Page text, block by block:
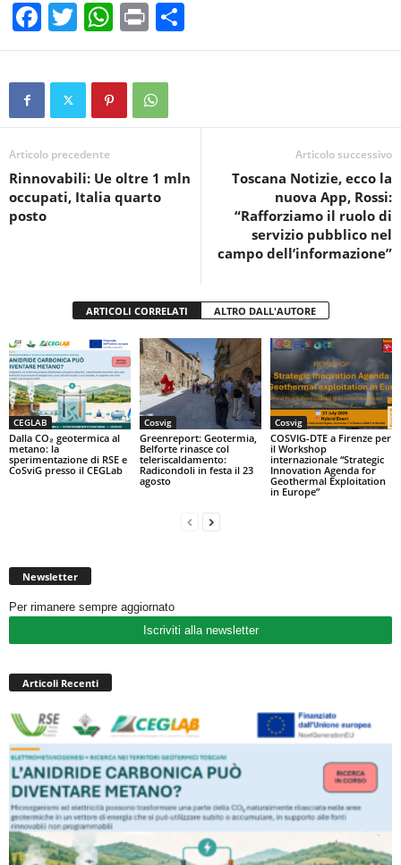
F
a
c
b
o
o
k
T
wi
tt
W
h
at
s
A
p
Pr
in
t
o
vi
Articolo precedente
Rinnovabili: Ue oltre 1 mln
occupati, Italia quarto
posto
Articolo successivo
Toscana Notizie, ecco la
nuova App, Rossi:
“Rafforziamo il ruolo di
servizio pubblico nel
campo dell’informazione”
ARTICOLI CORRELATI ALTRO DALL'AUTORE
CEGLAB
Dalla CO₂ geotermica al
metano: la
sperimentazione di RSE e
CoSviG presso il CEGLab
Cosvig
Greenreport: Geotermia,
Belforte rinasce col
teleriscaldamento:
Radicondoli in festa il 23
agosto
Cosvig
COSVIG-DTE a Firenze per
il Workshop
internazionale “Strategic
Innovation Agenda for
Geothermal Exploitation
in Europe”
Newsletter
Per rimanere sempre aggiornato
Iscriviti alla newsletter
Articoli Recenti